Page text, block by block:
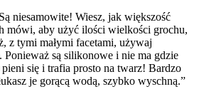
niesamowite! Wiesz, jak większość
mówi, aby użyć ilości wielkości grochu,
z tymi małymi facetami, używaj
Ponieważ są silikonowe i nie ma gdzie
się i trafia prosto na twarz! Bardzo
je gorącą wodą, szybko wyschną.”